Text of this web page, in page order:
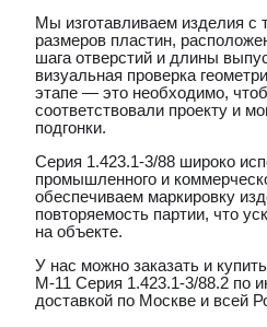
Мы изготавливаем изделия
размеров пластин,
шага отверстий и длины
визуальная проверка
этапе — это необходимо,
соответствовали проекту и
подгонки.
Серия 1.423.1-3/88 широко
промышленного и
обеспечиваем маркировку
повторяемость партии, что
на объекте.
У нас можно заказать и купить
М-11 Серия 1.423.1-3/88.2 по
доставкой по Москве и всей